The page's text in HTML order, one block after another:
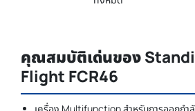
คุณสมบัติเด่นของ
Flight FCR46